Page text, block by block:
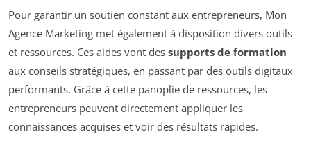
Pour garantir un soutien constant aux entrepreneurs, Mon
Agence Marketing met également à disposition divers outils
et ressources. Ces aides vont des supports de formation
aux conseils stratégiques, en passant par des outils digitaux
performants. Grâce à cette panoplie de ressources, les
entrepreneurs peuvent directement appliquer les
connaissances acquises et voir des résultats rapides.